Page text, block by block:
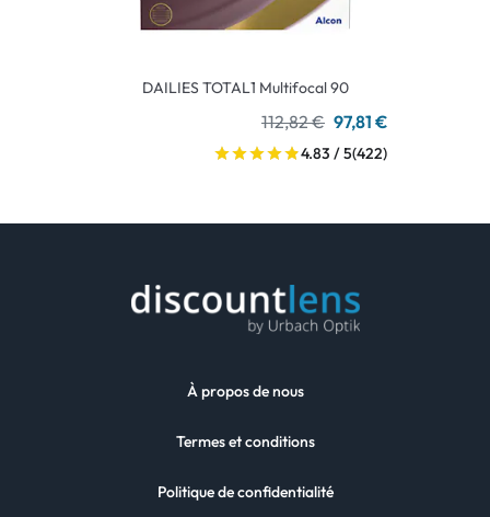
DAILIES TOTAL1 Multifocal 90
112,82 € 97,81 €
4.83 / 5(422)
À propos de nous
Termes et conditions
Politique de confidentialité